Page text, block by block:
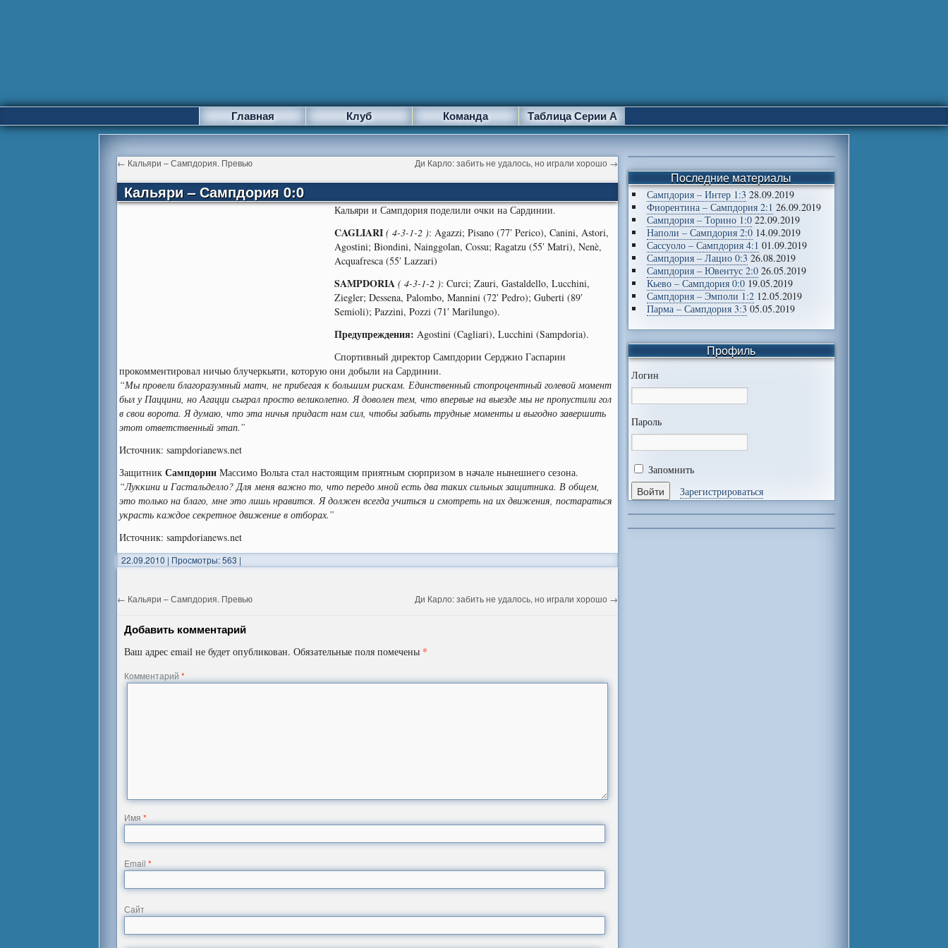
Главная Клуб Команда Таблица Серии А
← Кальяри – Сампдория. Превью Ди Карло: забить не удалось, но играли хорошо →
Кальяри – Сампдория 0:0
Кальяри и Сампдория поделили очки на Сардинии.
CAGLIARI ( 4-3-1-2 ): Agazzi; Pisano (77′ Perico), Canini, Astori,
Agostini; Biondini, Nainggolan, Cossu; Ragatzu (55′ Matri), Nenè,
Acquafresca (55′ Lazzari)
SAMPDORIA ( 4-3-1-2 ): Curci; Zauri, Gastaldello, Lucchini,
Ziegler; Dessena, Palombo, Mannini (72′ Pedro); Guberti (89′
Semioli); Pazzini, Pozzi (71′ Marilungo).
Предупреждения: Agostini (Cagliari), Lucchini (Sampdoria).
Спортивный директор Сампдории Серджио Гаспарин
прокомментировал ничью блучеркьяти, которую они добыли на Сардинии.
“Мы провели благоразумный матч, не прибегая к большим рискам. Единственный стопроцентный голевой момент
был у Паццини, но Агацци сыграл просто великолепно. Я доволен тем, что впервые на выезде мы не пропустили гол
в свои ворота. Я думаю, что эта ничья придаст нам сил, чтобы забыть трудные моменты и выгодно завершить
этот ответственный этап.”
Источник: sampdorianews.net
Защитник Сампдории Массимо Вольта стал настоящим приятным сюрпризом в начале нынешнего сезона.
“Луккини и Гастальделло? Для меня важно то, что передо мной есть два таких сильных защитника. В общем,
это только на благо, мне это лишь нравится. Я должен всегда учиться и смотреть на их движения, постараться
украсть каждое секретное движение в отборах.”
Источник: sampdorianews.net
22.09.2010 | Просмотры: 563 |
← Кальяри – Сампдория. Превью Ди Карло: забить не удалось, но играли хорошо →
Добавить комментарий
Ваш адрес email не будет опубликован. Обязательные поля помечены *
Комментарий*
Имя*
Email*
Сайт
Последние материалы
Сампдория – Интер 1:3 28.09.2019
Фиорентина – Сампдория 2:1 26.09.2019
Сампдория – Торино 1:0 22.09.2019
Наполи – Сампдория 2:0 14.09.2019
Сассуоло – Сампдория 4:1 01.09.2019
Сампдория – Лацио 0:3 26.08.2019
Сампдория – Ювентус 2:0 26.05.2019
Кьево – Сампдория 0:0 19.05.2019
Сампдория – Эмполи 1:2 12.05.2019
Парма – Сампдория 3:3 05.05.2019
Профиль
Логин
Пароль
Запомнить
Зарегистрироваться